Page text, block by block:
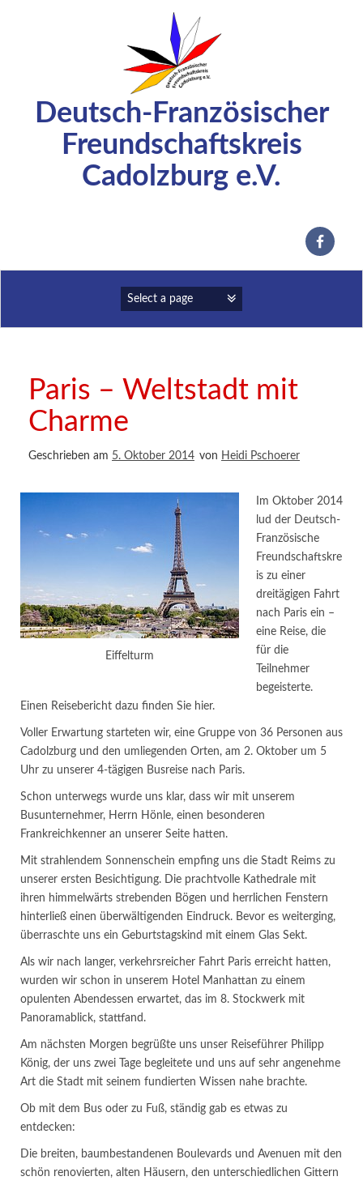
Deutsch-Französischer
Freundschaftskreis
Cadolzburg e.V.
Paris – Weltstadt mit
Charme
Geschrieben am 5. Oktober 2014 von Heidi Pschoerer
Eiffelturm
Im Oktober 2014
lud der Deutsch-
Französische
Freundschaftskre
is zu einer
dreitägigen Fahrt
nach Paris ein –
eine Reise, die
für die
Teilnehmer
begeisterte.
Einen Reisebericht dazu finden Sie hier.
Voller Erwartung starteten wir, eine Gruppe von 36 Personen aus
Cadolzburg und den umliegenden Orten, am 2. Oktober um 5
Uhr zu unserer 4-tägigen Busreise nach Paris.
Schon unterwegs wurde uns klar, dass wir mit unserem
Busunternehmer, Herrn Hönle, einen besonderen
Frankreichkenner an unserer Seite hatten.
Mit strahlendem Sonnenschein empfing uns die Stadt Reims zu
unserer ersten Besichtigung. Die prachtvolle Kathedrale mit
ihren himmelwärts strebenden Bögen und herrlichen Fenstern
hinterließ einen überwältigenden Eindruck. Bevor es weiterging,
überraschte uns ein Geburtstagskind mit einem Glas Sekt.
Als wir nach langer, verkehrsreicher Fahrt Paris erreicht hatten,
wurden wir schon in unserem Hotel Manhattan zu einem
opulenten Abendessen erwartet, das im 8. Stockwerk mit
Panoramablick, stattfand.
Am nächsten Morgen begrüßte uns unser Reiseführer Philipp
König, der uns zwei Tage begleitete und uns auf sehr angenehme
Art die Stadt mit seinem fundierten Wissen nahe brachte.
Ob mit dem Bus oder zu Fuß, ständig gab es etwas zu
entdecken:
Die breiten, baumbestandenen Boulevards und Avenuen mit den
schön renovierten, alten Häusern, den unterschiedlichen Gittern